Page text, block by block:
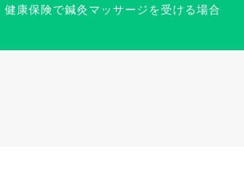
健康保険で鍼灸マッサージを受ける場合